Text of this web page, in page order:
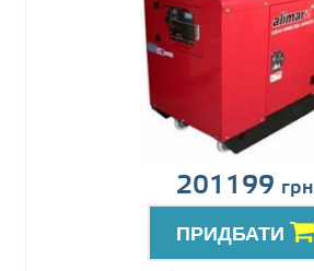
201199 грн
ПРИДБАТИ